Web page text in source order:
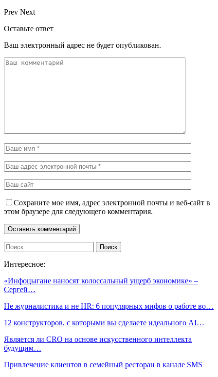
Prev Next
Оставьте ответ
Ваш электронный адрес не будет опубликован.
Сохраните мое имя, адрес электронной почты и веб-сайт в
этом браузере для следующего комментария.
Интересное:
«Инфоцыгане наносят колоссальный ущерб экономике» –
Сергей…
Не журналистика и не HR: 6 популярных мифов о работе во…
12 конструкторов, с которыми вы сделаете идеального AI…
Является ли CRO на основе искусственного интеллекта
будущим…
Привлечение клиентов в семейный ресторан в канале SMS